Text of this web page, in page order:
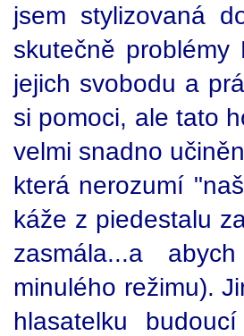
jsem stylizovaná
skutečně
jejich svobodu a
si pomoci, ale tato
velmi snadno
která nerozumí
káže z piedestalu
zasmála...a
minulého režimu).
hlasatelku